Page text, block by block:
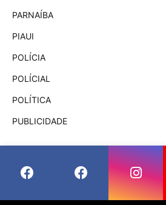
PARNAÍBA
PIAUI
POLÍCIA
POLÍCIAL
POLÍTICA
PUBLICIDADE